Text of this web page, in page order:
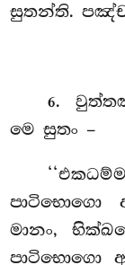
සුතන්ති.
6.
මෙ සුතං –
පාටිභොගො
මානං,
පාටිභොගො